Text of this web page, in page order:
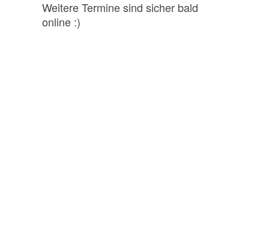
Weitere Termine sind sicher bald
online :)